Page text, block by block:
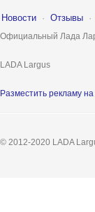
Новости · Отзывы ·
Официальный Лада
LADA Largus
Разместить рекламу на
© 2012-2020 LADA